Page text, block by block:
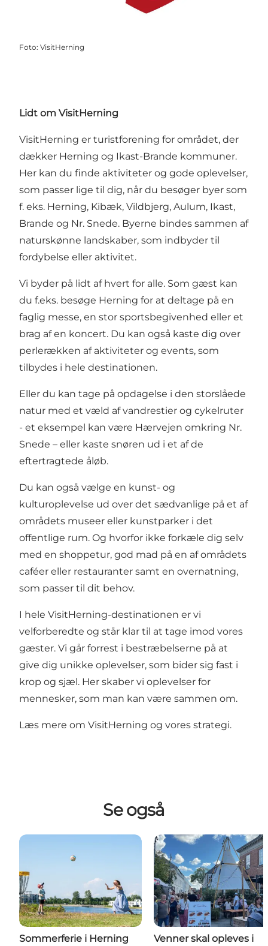
Foto: VisitHerning
Lidt om VisitHerning
VisitHerning er turistforening for området, der
dækker Herning og Ikast-Brande kommuner.
Her kan du finde aktiviteter og gode oplevelser,
som passer lige til dig, når du besøger byer som
f. eks. Herning, Kibæk, Vildbjerg, Aulum, Ikast,
Brande og Nr. Snede. Byerne bindes sammen af
naturskønne landskaber, som indbyder til
fordybelse eller aktivitet.
Vi byder på lidt af hvert for alle. Som gæst kan
du f.eks. besøge Herning for at deltage på en
faglig messe, en stor sportsbegivenhed eller et
brag af en koncert. Du kan også kaste dig over
perlerækken af aktiviteter og events, som
tilbydes i hele destinationen.
Eller du kan tage på opdagelse i den storslåede
natur med et væld af vandrestier og cykelruter
- et eksempel kan være Hærvejen omkring Nr.
Snede – eller kaste snøren ud i et af de
eftertragtede åløb.
Du kan også vælge en kunst- og
kulturoplevelse ud over det sædvanlige på et af
områdets museer eller kunstparker i det
offentlige rum. Og hvorfor ikke forkæle dig selv
med en shoppetur, god mad på en af områdets
caféer eller restauranter samt en overnatning,
som passer til dit behov.
I hele VisitHerning-destinationen er vi
velforberedte og står klar til at tage imod vores
gæster. Vi går forrest i bestræbelserne på at
give dig unikke oplevelser, som bider sig fast i
krop og sjæl. Her skaber vi oplevelser for
mennesker, som man kan være sammen om.
Læs mere om VisitHerning og vores strategi.
Se også
Sommerferie i Herning
Venner skal opleves i